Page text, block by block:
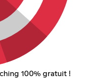
100% gratuit !